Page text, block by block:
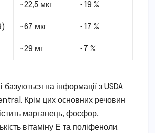
~22,5 мкг ~19 %
~67 мкг ~17 %
~29 мг ~7 %
базуються на інформації з USDA
Крім цих основних речовин
марганець, фосфор,
вітаміну Е та поліфеноли.